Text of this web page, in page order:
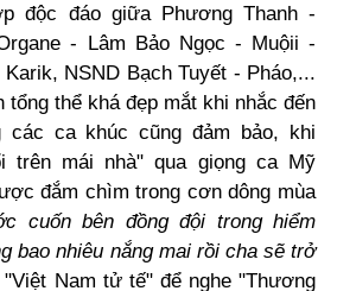
độc đáo giữa Phương Thanh -
- Lâm Bảo Ngọc - Muộii -
NSND Bạch Tuyết - Pháo,...
tổng thể khá đẹp mắt khi nhắc đến
các ca khúc cũng đảm bảo, khi
trên mái nhà" qua giọng ca Mỹ
đắm chìm trong cơn dông mùa
cuốn bên đồng đội trong hiểm
bao nhiêu nắng mai rồi cha sẽ trở
Nam tử tế" để nghe "Thương